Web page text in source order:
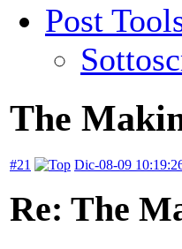
Post
The
#21 Dic-08-09
Re: The